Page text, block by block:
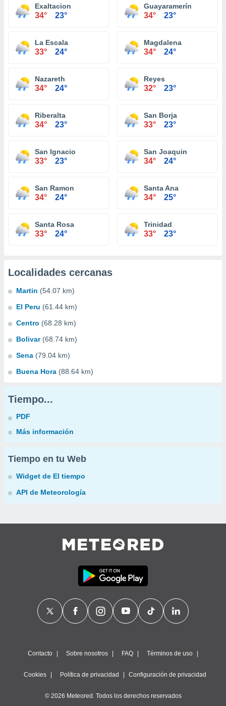
Exaltacion
34° 23°
Guayaramerín
34° 23°
La Escala
33° 24°
Magdalena
34° 24°
Nazareth
34° 24°
Reyes
32° 23°
Riberalta
34° 23°
San Borja
33° 23°
San Ignacio
33° 23°
San Joaquin
34° 24°
San Ramon
34° 24°
Santa Ana
34° 25°
Santa Rosa
33° 24°
Trinidad
33° 23°
Localidades cercanas
Martin (54.07 km)
El Peru (61.44 km)
Centro (68.28 km)
Bolivar (68.74 km)
Sena (79.04 km)
Buena Hora (88.64 km)
Tiempo...
PDF
Más información
Tiempo en tu Web
Widget de El tiempo
API de Meteorología
Contacto Sobre nosotros FAQ Términos de uso
Cookies Política de privacidad Configuración de privacidad
© 2026 Meteored. Todos los derechos reservados